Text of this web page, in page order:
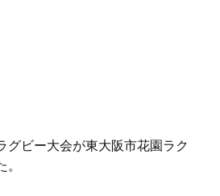
グビー大会が東大阪市花園ラク